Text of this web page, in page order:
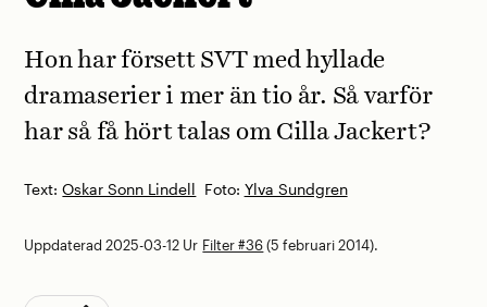
Text:Oskar Sonn Lindell Foto: Ylva Sundgren
Hon har försett SVT med hyllade
dramaserier i mer än tio år. Så varför
har så få hört talas om Cilla Jackert?
Uppdaterad 2025-03-12 Ur Filter #36(5 februari 2014).